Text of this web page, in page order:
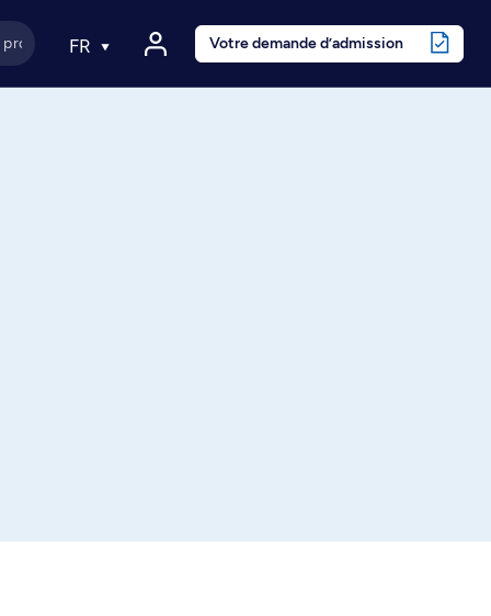
FR Votre demande d’admission